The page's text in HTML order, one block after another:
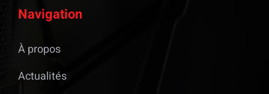
Navigation
À propos
Actualités